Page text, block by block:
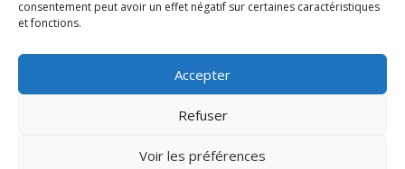
consentement peut avoir un effet négatif sur certaines caractéristiques
et fonctions.
Accepter
Refuser
Voir les préférences
Politique de protection des données personnelles